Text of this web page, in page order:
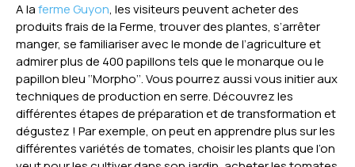
A laferme Guyon, les visiteurs peuvent acheter des
produits frais de la Ferme, trouver des plantes, s’arrêter
manger, se familiariser avec le monde de l’agriculture et
admirer plus de 400 papillons tels que le monarque ou le
papillon bleu ‘‘Morpho’’. Vous pourrez aussi vous initier aux
techniques de production en serre. Découvrez les
différentes étapes de préparation et de transformation et
dégustez ! Par exemple, on peut en apprendre plus sur les
différentes variétés de tomates, choisir les plants que l’on